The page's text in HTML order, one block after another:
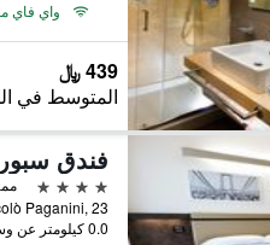
واي فاي
439 ﷼
المتوسط في
فندق
4 نجوم
0.0 كيلومتر عن وسط المدينة